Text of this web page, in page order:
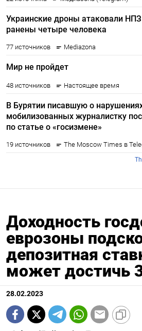
Доходность
еврозоны
депозитная
может достичь
28.02.2023